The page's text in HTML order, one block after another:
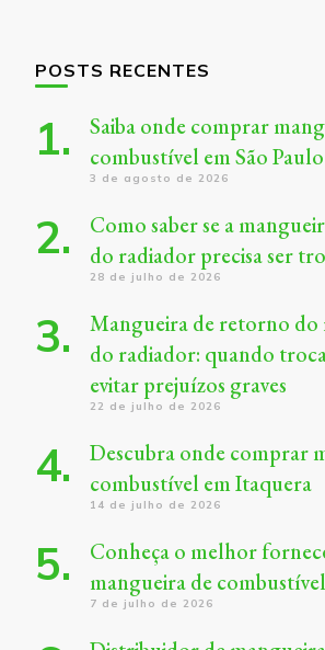
POSTS RECENTES
Saiba onde comprar
combustível em São Paulo
3 de agosto de 2026
Como saber se a
do radiador precisa ser
28 de julho de 2026
Mangueira de retorno do
do radiador: quando
evitar prejuízos graves
22 de julho de 2026
Descubra onde comprar
combustível em Itaquera
14 de julho de 2026
Conheça o melhor
mangueira de combustível
7 de julho de 2026